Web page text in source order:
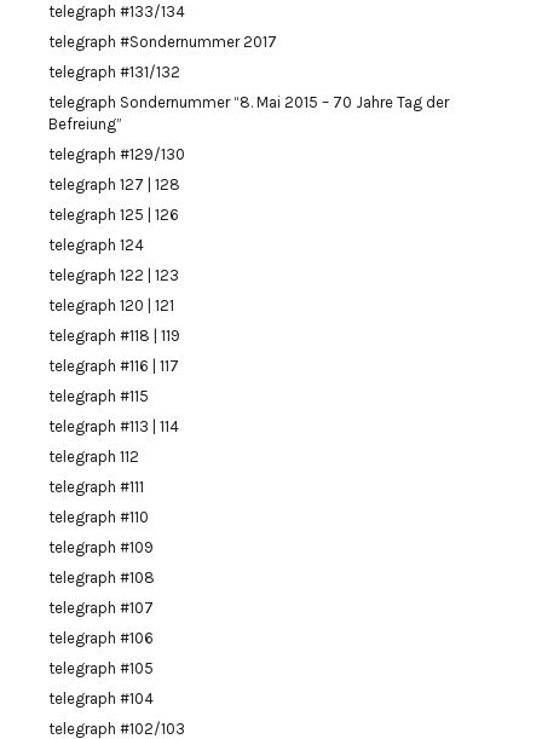
telegraph #133/134
telegraph #Sondernummer 2017
telegraph #131/132
telegraph Sondernummer “8. Mai 2015 – 70 Jahre Tag der
Befreiung”
telegraph #129/130
telegraph 127 | 128
telegraph 125 | 126
telegraph 124
telegraph 122 | 123
telegraph 120 | 121
telegraph #118 | 119
telegraph #116 | 117
telegraph #115
telegraph #113 | 114
telegraph 112
telegraph #111
telegraph #110
telegraph #109
telegraph #108
telegraph #107
telegraph #106
telegraph #105
telegraph #104
telegraph #102/103